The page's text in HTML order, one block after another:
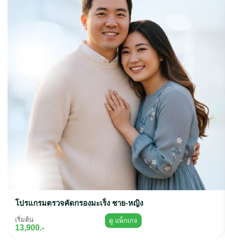
โปรแกรมตรวจคัดกรองมะเร็ง ชาย-หญิง
เริ่มต้น
13,900.-
ดู แพ็กเกจ